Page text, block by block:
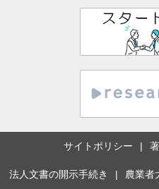
サイトポリシー
法人文書の開示手続き 農業者